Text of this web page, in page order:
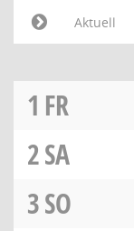
Aktuell
1 FR
2SA
3SO